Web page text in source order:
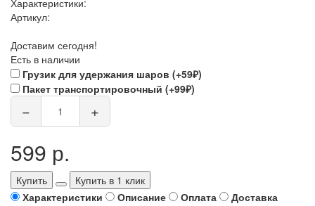
Артикул:
Доставим сегодня!
Есть в наличии
Грузик для удержания шаров (+59₽)
Пакет транспортировочный (+99₽)
− +
599 р.
Купить
Купить в 1 клик
Характеристики
Описание Оплата
Доставка